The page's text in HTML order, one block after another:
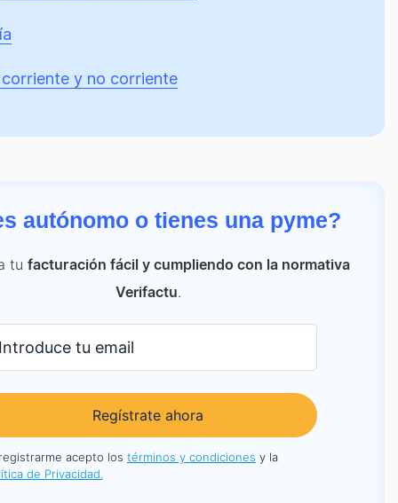
corriente y no corriente
autónomo o tienes una pyme?
tu facturación fácil y cumpliendo con la normativa
Verifactu.
Regístrate ahora
acepto los términos y condiciones y la
de Privacidad.